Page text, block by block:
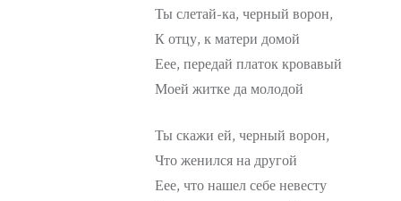
Ты слетай-ка, черный ворон,
К отцу, к матери домой
Еее, передай платок кровавый
Моей житке да молодой
Ты скажи ей, черный ворон,
Что женился на другой
Еее, что нашел себе невесту